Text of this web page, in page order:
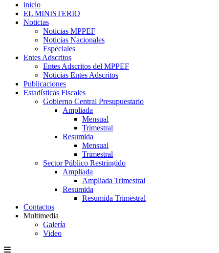
inicio
EL MINISTERIO
Noticias
Noticias MPPEF
Noticias Nacionales
Especiales
Entes Adscritos
Entes Adscritos del MPPEF
Noticias Entes Adscritos
Publicaciones
Estadísticas Fiscales
Gobierno Central Presupuestario
Ampliada
Mensual
Trimestral
Resumida
Mensual
Trimestral
Sector Público Restringido
Ampliada
Ampliada Trimestral
Resumida
Resumida Trimestral
Contactos
Multimedia
Galería
Video